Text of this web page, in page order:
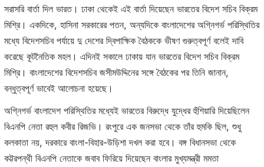
সরাসরি বার্তা দিল ভারত। ঢাকা থেকেই এই বার্তা দিয়েছেন ভারতের বিদেশ সচিব বিক্রম
মিশ্রি। একদিকে, হাসিনা সরকারের পতন, অন্যদিকে বাংলাদেশের অগ্নিগর্ভ পরিস্থিতির
মধ্যে বিদেশসচিব পর্যায়ে দু দেশের দ্বিপাক্ষিক বৈঠককে ভীষণ গুরুত্বপূর্ণ বলেই দাবি
করেছে কূটনৈতিক মহল। এদিনই সকালে ঢাকায় যান ভারতের বিদেশ সচিব বিক্রম
মিশ্রি। বাংলাদেশের বিদেশসচিব জসীমউদ্দিনের সঙ্গে বৈঠকের পর তিনি জানান,
বন্ধুত্বপূর্ণ ভাবেই আলোচনা হয়েছে।
অগ্নিগর্ভ বাংলাদেশ পরিস্থিতির মধ্যেই ভারতের বিরুদ্ধে যুদ্ধের হুঁশিয়ারি দিয়েছিলেন
বিএনপি নেতা রহুল কবীর রিজভি। রংপুরে এক জনসভা থেকে তাঁর হুমকি ছিল, শুধু
কলকাতা নয়, দরকারে বাংলা-বিহার-উড়িশা দখল করা হবে। বঙ্গ বিধানসভা থেকে
কট্টরপন্থী বিএনপি নেতাকে জবাব ফিরিয়ে দিয়েছেন বাংলার মুখ্যমন্ত্রী মমতা